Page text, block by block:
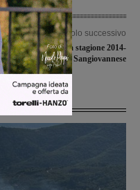
Articolo successivo
Ultima in casa per la stagione 2014-
2015 della Futsal Sangiovannese